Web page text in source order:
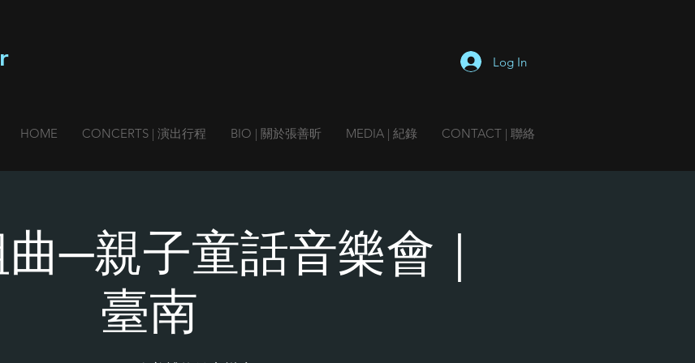
Log In
HOME CONCERTS | 演出行程 BIO | 關於張善昕 MEDIA | 紀錄 CONTACT | 聯絡
─親子童話音樂會｜
臺南